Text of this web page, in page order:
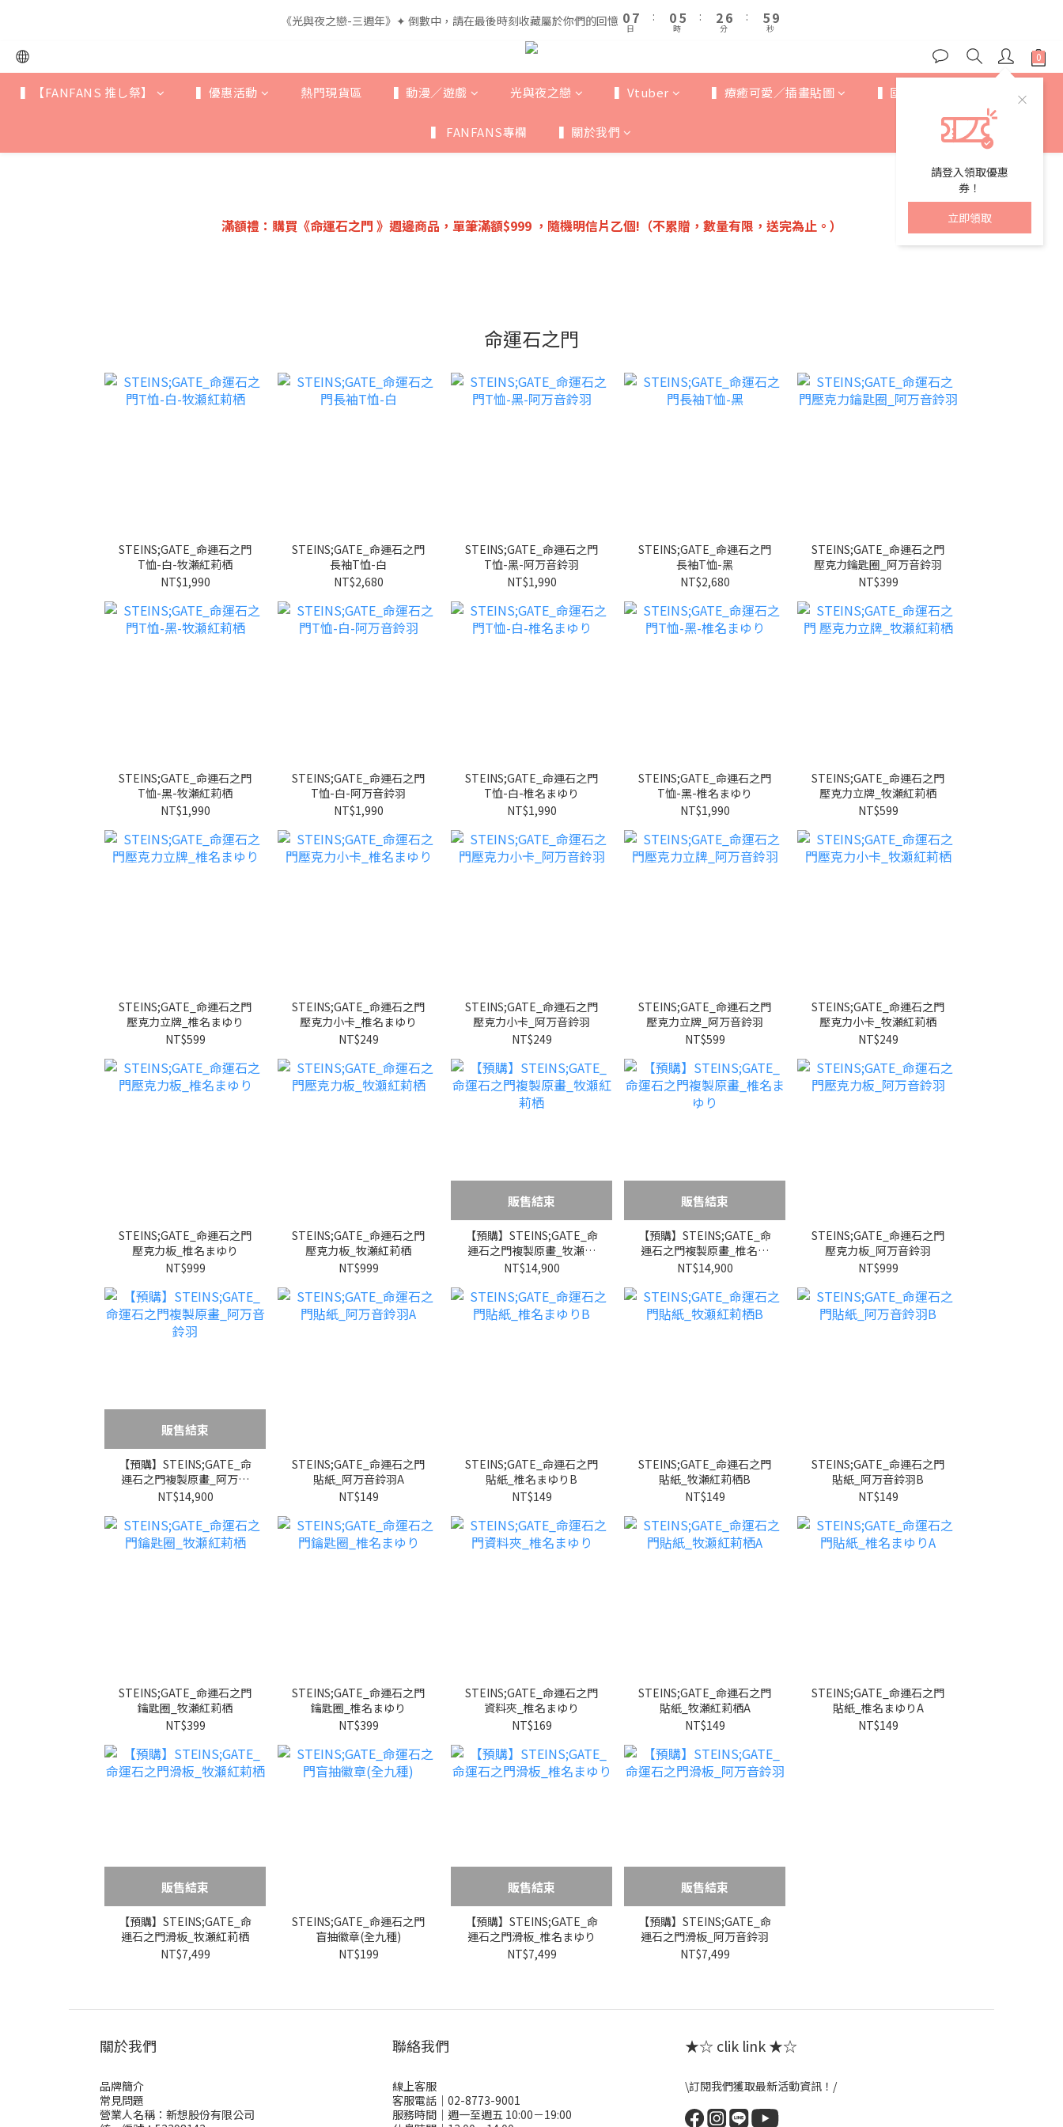
《光與夜之戀-三週年》✦ 倒數中，請在最後時刻收藏屬於你們的回憶 07
6
4
3
日
:
05
4
2
1
時
:
2
1
6
5
3
2
1
分
:
5
4
2
1
0
8
7
5
4
3
0
秒
《光與夜之戀-三週年》✦ 倒數中，請在最後時刻收藏屬於你們的回憶 07
6
4
3
日
:
05
4
2
1
時
:
2
1
6
5
3
2
1
分
:
5
4
2
1
0
8
7
5
4
3
0
秒
《光與夜之戀-三週年》✦ 倒數中，請在最後時刻收藏屬於你們的回憶
5
4
07
4
0
:
5
4
0
9
5
2
7
6
3
2
7
6
3
:
9
6
5
2
8
5
1
請登入領取優惠
券！
立即領取
▍【FANFANS 推し祭】 ▍優惠活動 熱門現貨區 ▍動漫／遊戲 光與夜之戀 ▍Vtuber ▍療癒可愛／插畫貼圖 ▍國際IP ▍歐美卡通
▍ FANFANS專欄 ▍關於我們
滿額禮：購買《命運石之門 》週邊商品，單筆滿額$999 ，隨機明信片乙個!（不累贈，數量有限，送完為止。）
命運石之門
STEINS;GATE_命運石之門
T恤-白-牧瀬紅莉栖
NT$1,990
STEINS;GATE_命運石之門
長袖T恤-白
NT$2,680
STEINS;GATE_命運石之門
T恤-黑-阿万音鈴羽
NT$1,990
STEINS;GATE_命運石之門
長袖T恤-黑
NT$2,680
STEINS;GATE_命運石之門
壓克力鑰匙圈_阿万音鈴羽
NT$399
STEINS;GATE_命運石之門
T恤-黑-牧瀬紅莉栖
NT$1,990
STEINS;GATE_命運石之門
T恤-白-阿万音鈴羽
NT$1,990
STEINS;GATE_命運石之門
T恤-白-椎名まゆり
NT$1,990
STEINS;GATE_命運石之門
T恤-黑-椎名まゆり
NT$1,990
STEINS;GATE_命運石之門
壓克力立牌_牧瀬紅莉栖
NT$599
STEINS;GATE_命運石之門
壓克力立牌_椎名まゆり
NT$599
STEINS;GATE_命運石之門
壓克力小卡_椎名まゆり
NT$249
STEINS;GATE_命運石之門
壓克力小卡_阿万音鈴羽
NT$249
STEINS;GATE_命運石之門
壓克力立牌_阿万音鈴羽
NT$599
STEINS;GATE_命運石之門
壓克力小卡_牧瀬紅莉栖
NT$249
STEINS;GATE_命運石之門
壓克力板_椎名まゆり
NT$999
STEINS;GATE_命運石之門
壓克力板_牧瀬紅莉栖
NT$999
販售結束
【預購】STEINS;GATE_命
運石之門複製原畫_牧瀬紅
莉栖
NT$14,900
販售結束
【預購】STEINS;GATE_命
運石之門複製原畫_椎名ま
ゆり
NT$14,900
STEINS;GATE_命運石之門
壓克力板_阿万音鈴羽
NT$999
販售結束
【預購】STEINS;GATE_命
運石之門複製原畫_阿万音
鈴羽
NT$14,900
STEINS;GATE_命運石之門
貼紙_阿万音鈴羽A
NT$149
STEINS;GATE_命運石之門
貼紙_椎名まゆりB
NT$149
STEINS;GATE_命運石之門
貼紙_牧瀬紅莉栖B
NT$149
STEINS;GATE_命運石之門
貼紙_阿万音鈴羽B
NT$149
STEINS;GATE_命運石之門
鑰匙圈_牧瀬紅莉栖
NT$399
STEINS;GATE_命運石之門
鑰匙圈_椎名まゆり
NT$399
STEINS;GATE_命運石之門
資料夾_椎名まゆり
NT$169
STEINS;GATE_命運石之門
貼紙_牧瀬紅莉栖A
NT$149
STEINS;GATE_命運石之門
貼紙_椎名まゆりA
NT$149
販售結束
【預購】STEINS;GATE_命
運石之門滑板_牧瀬紅莉栖
NT$7,499
STEINS;GATE_命運石之門
盲抽徽章(全九種)
NT$199
販售結束
【預購】STEINS;GATE_命
運石之門滑板_椎名まゆり
NT$7,499
販售結束
【預購】STEINS;GATE_命
運石之門滑板_阿万音鈴羽
NT$7,499
關於我們
品牌簡介
常見問題
營業人名稱：新想股份有限公司
聯絡我們
線上客服
客服電話｜02-8773-9001
服務時間｜週一至週五 10:00－19:00
★☆ clik link ★☆
\訂閱我們獲取最新活動資訊！/